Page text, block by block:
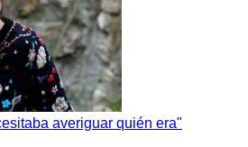
averiguar quién era"